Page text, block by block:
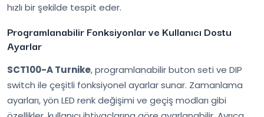
hızlı bir şekilde tespit eder.
Programlanabilir Fonksiyonlar ve Kullanıcı Dostu
Ayarlar
SCT100-A Turnike, programlanabilir buton seti ve DIP
switch ile çeşitli fonksiyonel ayarlar sunar. Zamanlama
ayarları, yön LED renk değişimi ve geçiş modları gibi